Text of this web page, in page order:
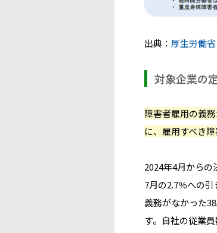
出典： 厚生労働
対象企業の
障害者雇用の義
に、雇用すべき
2024年4月から
7月の2.7％への
義務がなかった
す。自社の従業